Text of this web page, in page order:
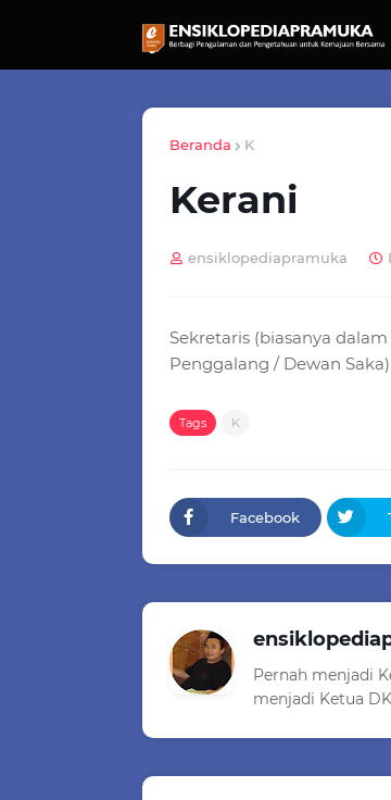
Beranda K
Kerani
ensiklopediapramuka
Sekretaris (biasanya
Penggalang / Dewan Saka)
Tags K
Facebook
Pernah menjadi
menjadi Ketua